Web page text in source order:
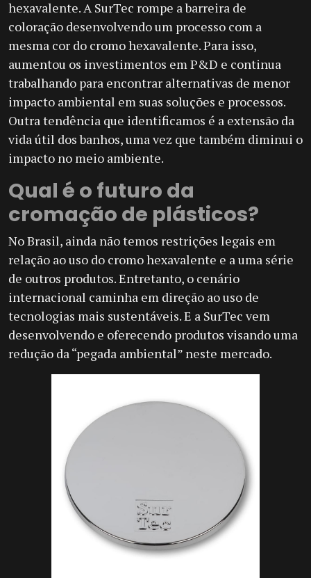
hexavalente. A SurTec rompe a barreira de
coloração desenvolvendo um processo com a
mesma cor do cromo hexavalente. Para isso,
aumentou os investimentos em P&D e continua
trabalhando para encontrar alternativas de menor
impacto ambiental em suas soluções e processos.
Outra tendência que identificamos é a extensão da
vida útil dos banhos, uma vez que também diminui o
impacto no meio ambiente.
Qual é o futuro da
cromação de plásticos?
No Brasil, ainda não temos restrições legais em
relação ao uso do cromo hexavalente e a uma série
de outros produtos. Entretanto, o cenário
internacional caminha em direção ao uso de
tecnologias mais sustentáveis. E a SurTec vem
desenvolvendo e oferecendo produtos visando uma
redução da “pegada ambiental” neste mercado.